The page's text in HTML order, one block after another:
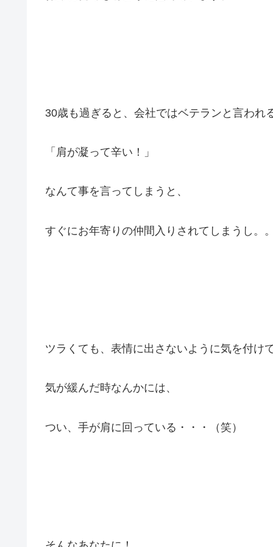
30歳も過ぎると、会社ではベテランと言われ
「肩が凝って辛い！」
なんて事を言ってしまうと、
すぐにお年寄りの仲間入りされてしまうし。。
ツラくても、表情に出さないように気を付け
気が緩んだ時なんかには、
つい、手が肩に回っている・・・（笑）